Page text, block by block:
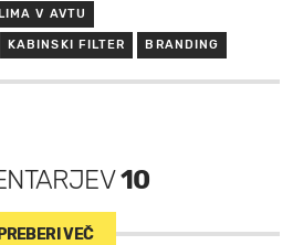
V AVTU
KABINSKI FILTER BRANDING
10
PREBERI VEČ